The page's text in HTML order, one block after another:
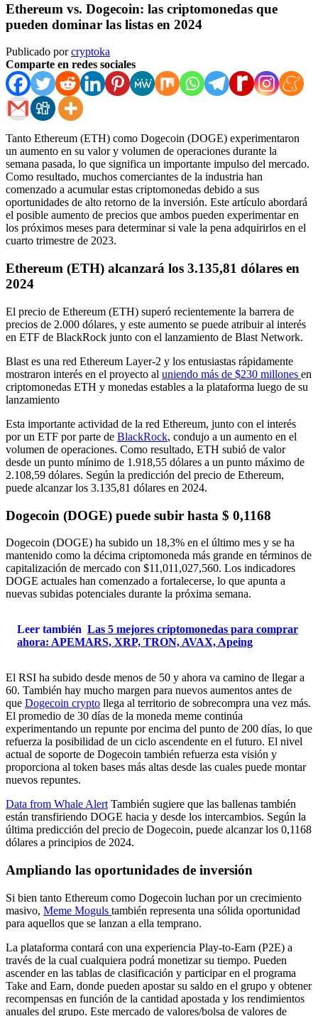
Ethereum vs. Dogecoin: las criptomonedas que
pueden dominar las listas en 2024
Publicado porcryptoka
Comparte en redes sociales
Tanto Ethereum (ETH) como Dogecoin (DOGE) experimentaron
un aumento en su valor y volumen de operaciones durante la
semana pasada, lo que significa un importante impulso del mercado.
Como resultado, muchos comerciantes de la industria han
comenzado a acumular estas criptomonedas debido a sus
oportunidades de alto retorno de la inversión. Este artículo abordará
el posible aumento de precios que ambos pueden experimentar en
los próximos meses para determinar si vale la pena adquirirlos en el
cuarto trimestre de 2023.
Ethereum (ETH) alcanzará los 3.135,81 dólares en
2024
El precio de Ethereum (ETH) superó recientemente la barrera de
precios de 2.000 dólares, y este aumento se puede atribuir al interés
en ETF de BlackRock junto con el lanzamiento de Blast Network.
Blast es una red Ethereum Layer-2 y los entusiastas rápidamente
mostraron interés en el proyecto al uniendo más de $230 millones en
criptomonedas ETH y monedas estables a la plataforma luego de su
lanzamiento
Esta importante actividad de la red Ethereum, junto con el interés
por un ETF por parte de BlackRock, condujo a un aumento en el
volumen de operaciones. Como resultado, ETH subió de valor
desde un punto mínimo de 1.918,55 dólares a un punto máximo de
2.108,59 dólares. Según la predicción del precio de Ethereum,
puede alcanzar los 3.135,81 dólares en 2024.
Dogecoin (DOGE) puede subir hasta $ 0,1168
Dogecoin (DOGE) ha subido un 18,3% en el último mes y se ha
mantenido como la décima criptomoneda más grande en términos de
capitalización de mercado con $11,011,027,560. Los indicadores
DOGE actuales han comenzado a fortalecerse, lo que apunta a
nuevas subidas potenciales durante la próxima semana.
Leer también Las 5 mejores criptomonedas para comprar
ahora: APEMARS, XRP, TRON, AVAX, Apeing
El RSI ha subido desde menos de 50 y ahora va camino de llegar a
60. También hay mucho margen para nuevos aumentos antes de
que Dogecoin crypto llega al territorio de sobrecompra una vez más.
El promedio de 30 días de la moneda meme continúa
experimentando un repunte por encima del punto de 200 días, lo que
refuerza la posibilidad de un ciclo ascendente en el futuro. El nivel
actual de soporte de Dogecoin también refuerza esta visión y
proporciona al token bases más altas desde las cuales puede montar
nuevos repuntes.
Data from Whale Alert También sugiere que las ballenas también
están transfiriendo DOGE hacia y desde los intercambios. Según la
última predicción del precio de Dogecoin, puede alcanzar los 0,1168
dólares a principios de 2024.
Ampliando las oportunidades de inversión
Si bien tanto Ethereum como Dogecoin luchan por un crecimiento
masivo, Meme Moguls también representa una sólida oportunidad
para aquellos que se lanzan a ella temprano.
La plataforma contará con una experiencia Play-to-Earn (P2E) a
través de la cual cualquiera podrá monetizar su tiempo. Pueden
ascender en las tablas de clasificación y participar en el programa
Take and Earn, donde pueden apostar su saldo en el grupo y obtener
recompensas en función de la cantidad apostada y los rendimientos
anuales del grupo. Este mercado de valores/bolsa de valores de